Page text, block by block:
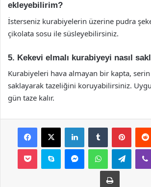
ekleyebilirim?
İsterseniz kurabiyelerin üzerine pudra
çikolata sosu ile süsleyebilirsiniz.
5. Kekevi elmalı kurabiyeyi nasıl
Kurabiyeleri hava almayan bir kapta,
saklayarak tazeliğini koruyabilirsiniz.
gün taze kalır.
Facebook
X LinkedInTumblr
Pocket Skype MessengerWhatsApp
Yazdır